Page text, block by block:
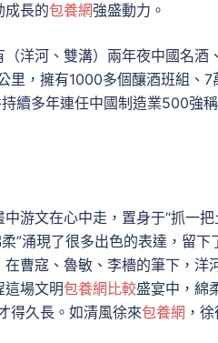
成長的包養網強盛動力。
洋河、雙溝）兩年夜中國名酒
里，擁有1000多個釀酒班組、7
續多年連任中國制造業500強稱
游文在心中走，置身于“抓一把
”涌現了很多出色的表達，留下
曹寇、魯敏、李檣的筆下，洋
這場文明包養網比較盛宴中，綿
得久長。如清風徐來包養網 ，